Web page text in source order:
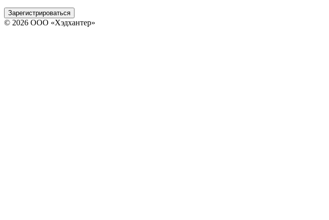
Зарегистрироваться
© 2026 ООО «Хэдхантер»